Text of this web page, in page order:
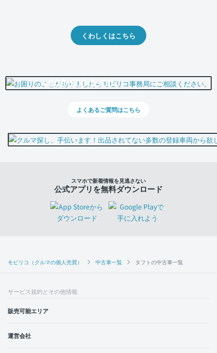
モビリコ（クルマの個人売買） 中古車一覧 タフトの中古車一覧
くわしくはこちら
0800-500-5500
よくあるご質問はこちら
スマホで新着情報を見逃さない
公式アプリを無料ダウンロード
サービス規約とその他情報
販売可能エリア
運営会社